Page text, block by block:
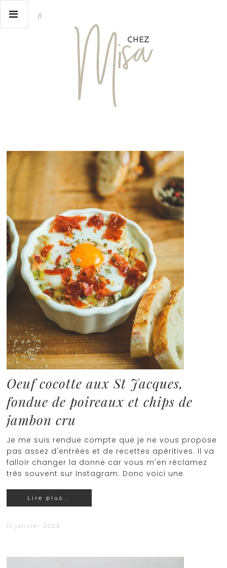
Oeuf cocotte aux St Jacques,
fondue de poireaux et chips de
jambon cru
Je me suis rendue compte que je ne vous propose
pas assez d'entrées et de recettes apéritives. Il va
falloir changer la donne car vous m'en réclamez
très souvent sur Instagram. Donc voici une
Lire plus...
11 janvier 2023